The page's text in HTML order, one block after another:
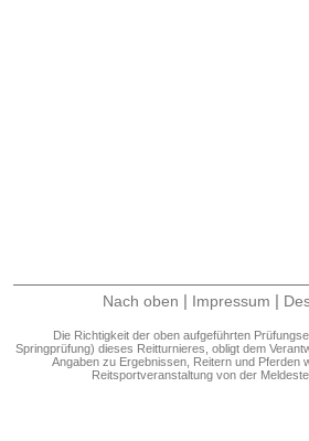
Nach oben | Impressum |
Die Richtigkeit der oben aufgeführten
Springprüfung) dieses Reitturnieres, obligt dem
Angaben zu Ergebnissen, Reitern und Pferden
Reitsportveranstaltung von der